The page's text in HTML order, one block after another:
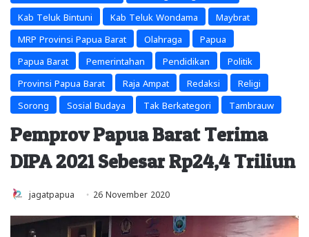
Kab Teluk Bintuni Kab Teluk Wondama Maybrat
MRP Provinsi Papua Barat Olahraga Papua
Papua Barat Pemerintahan Pendidikan Politik
Provinsi Papua Barat Raja Ampat Redaksi Religi
Sorong Sosial Budaya Tak Berkategori Tambrauw
Pemprov Papua Barat Terima
DIPA 2021 Sebesar Rp24,4 Triliun
jagatpapua 26 November 2020